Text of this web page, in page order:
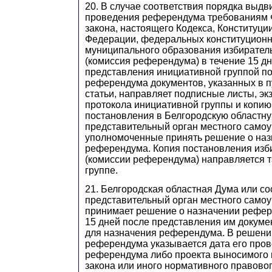
20. В случае соответствия порядка
проведения референдума требованиям
закона, настоящего Кодекса,
Федерации, федеральных
муниципального образования
(комиссия референдума) в течение 15
представления инициативной группой
референдума документов, указанных в
статьи, направляет подписные листы,
протокола инициативной группы и
постановления в Белгородскую
представительный орган местного
уполномоченные принять решение о
референдума. Копия постановления
(комиссии референдума) направляется
группе.
21. Белгородская областная Дума или
представительный орган местного
принимает решение о назначении
15 дней после представления им
для назначения референдума. В
референдума указывается дата его
референдума либо проекта
закона или иного нормативного